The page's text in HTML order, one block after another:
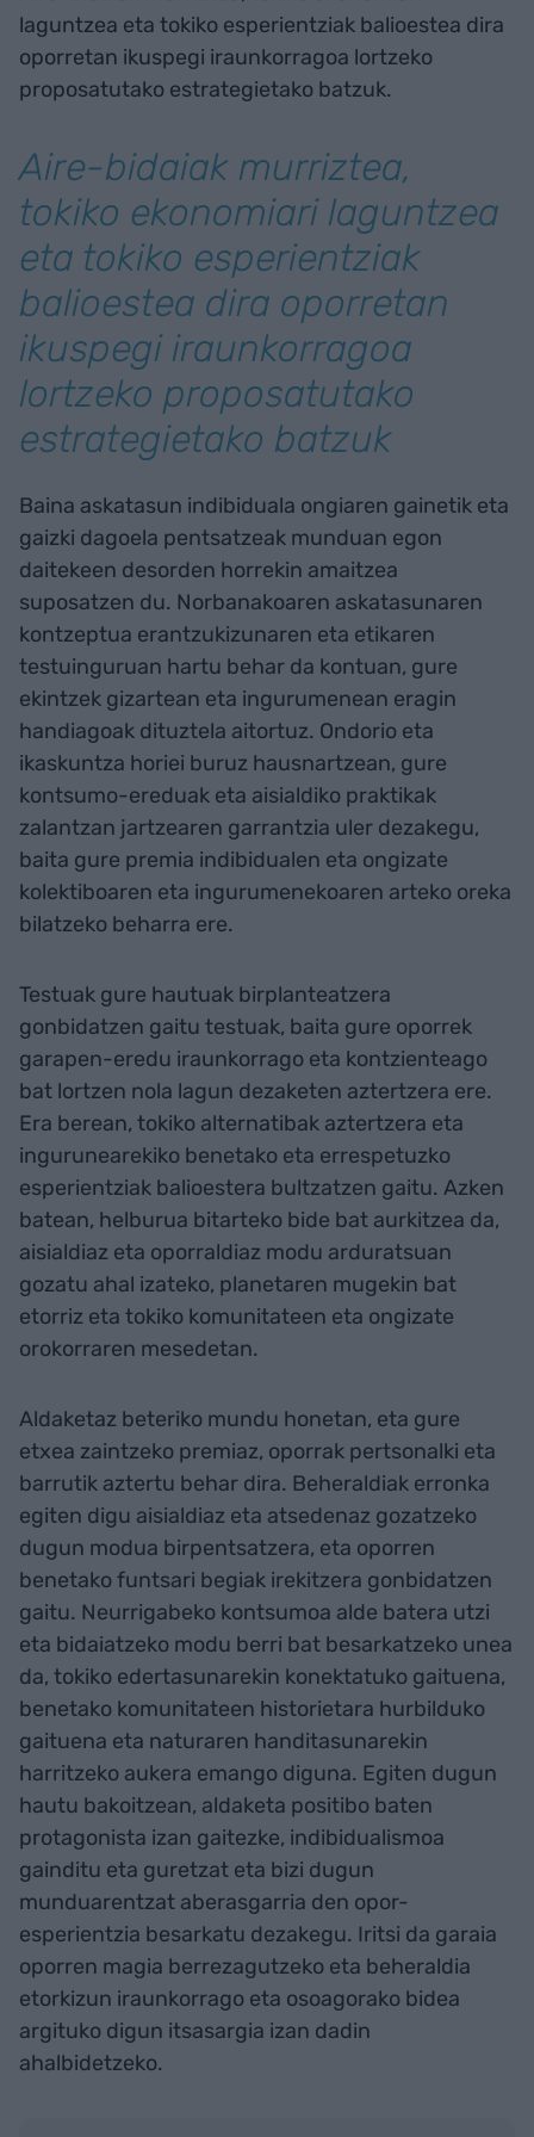
laguntzea eta tokiko esperientziak balioestea dira
oporretan ikuspegi iraunkorragoa lortzeko
proposatutako estrategietako batzuk.
Aire-bidaiak murriztea,
tokiko ekonomiari laguntzea
eta tokiko esperientziak
balioestea dira oporretan
ikuspegi iraunkorragoa
lortzeko proposatutako
estrategietako batzuk
Baina askatasun indibiduala ongiaren gainetik eta
gaizki dagoela pentsatzeak munduan egon
daitekeen desorden horrekin amaitzea
suposatzen du. Norbanakoaren askatasunaren
kontzeptua erantzukizunaren eta etikaren
testuinguruan hartu behar da kontuan, gure
ekintzek gizartean eta ingurumenean eragin
handiagoak dituztela aitortuz. Ondorio eta
ikaskuntza horiei buruz hausnartzean, gure
kontsumo-ereduak eta aisialdiko praktikak
zalantzan jartzearen garrantzia uler dezakegu,
baita gure premia indibidualen eta ongizate
kolektiboaren eta ingurumenekoaren arteko oreka
bilatzeko beharra ere.
Testuak gure hautuak birplanteatzera
gonbidatzen gaitu testuak, baita gure oporrek
garapen-eredu iraunkorrago eta kontzienteago
bat lortzen nola lagun dezaketen aztertzera ere.
Era berean, tokiko alternatibak aztertzera eta
ingurunearekiko benetako eta errespetuzko
esperientziak balioestera bultzatzen gaitu. Azken
batean, helburua bitarteko bide bat aurkitzea da,
aisialdiaz eta oporraldiaz modu arduratsuan
gozatu ahal izateko, planetaren mugekin bat
etorriz eta tokiko komunitateen eta ongizate
orokorraren mesedetan.
Aldaketaz beteriko mundu honetan, eta gure
etxea zaintzeko premiaz, oporrak pertsonalki eta
barrutik aztertu behar dira. Beheraldiak erronka
egiten digu aisialdiaz eta atsedenaz gozatzeko
dugun modua birpentsatzera, eta oporren
benetako funtsari begiak irekitzera gonbidatzen
gaitu. Neurrigabeko kontsumoa alde batera utzi
eta bidaiatzeko modu berri bat besarkatzeko unea
da, tokiko edertasunarekin konektatuko gaituena,
benetako komunitateen historietara hurbilduko
gaituena eta naturaren handitasunarekin
harritzeko aukera emango diguna. Egiten dugun
hautu bakoitzean, aldaketa positibo baten
protagonista izan gaitezke, indibidualismoa
gainditu eta guretzat eta bizi dugun
munduarentzat aberasgarria den opor-
esperientzia besarkatu dezakegu. Iritsi da garaia
oporren magia berrezagutzeko eta beheraldia
etorkizun iraunkorrago eta osoagorako bidea
argituko digun itsasargia izan dadin
ahalbidetzeko.